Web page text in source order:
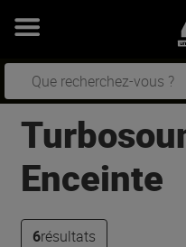
Enceinte
6résultats